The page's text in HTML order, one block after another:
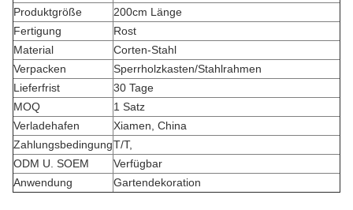
Produktgröße
200cm Länge
Fertigung
Rost
Material
Corten-Stahl
Verpacken
Sperrholzkasten/Stahlrahmen
Lieferfrist
30 Tage
MOQ
1 Satz
Verladehafen
Xiamen, China
ZahlungsbedingungT/T,
ODM U. SOEM
Verfügbar
Anwendung
Gartendekoration